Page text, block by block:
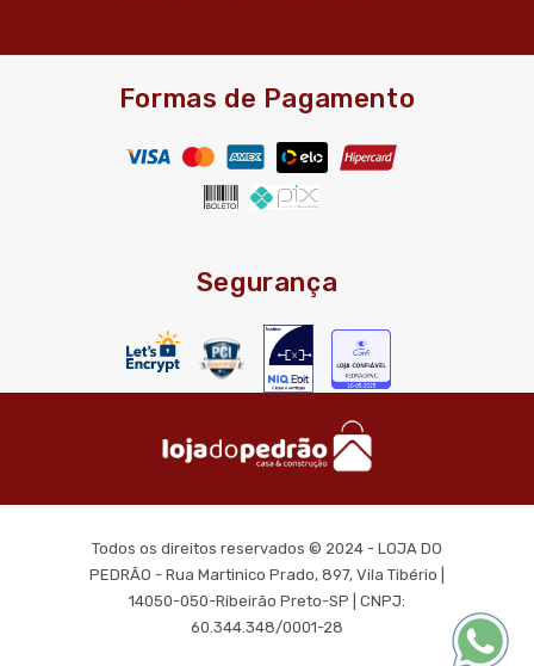
Formas de Pagamento
Segurança
Todos os direitos reservados © 2024 - LOJA DO
PEDRÃO - Rua Martinico Prado, 897, Vila Tibério |
14050-050-Ribeirão Preto-SP | CNPJ:
60.344.348/0001-28